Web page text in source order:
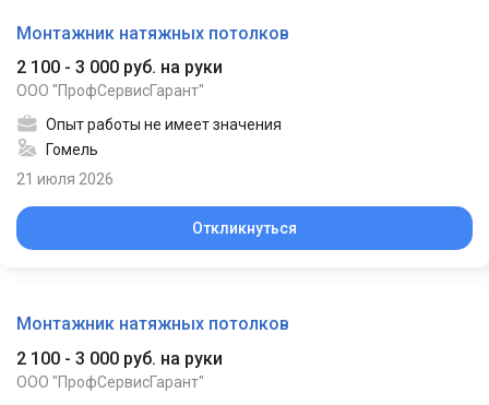
Монтажник натяжных потолков
2 100 - 3 000 руб. на руки
ООО "ПрофСервисГарант"
Опыт работы не имеет значения
Гомель
21 июля 2026
Откликнуться
Монтажник натяжных потолков
2 100 - 3 000 руб. на руки
ООО "ПрофСервисГарант"